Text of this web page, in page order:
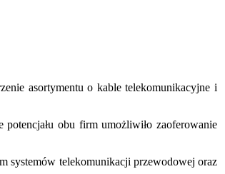
asortymentu o kable telekomunikacyjne i
obu firm umożliwiło zaoferowanie
systemów telekomunikacji przewodowej oraz